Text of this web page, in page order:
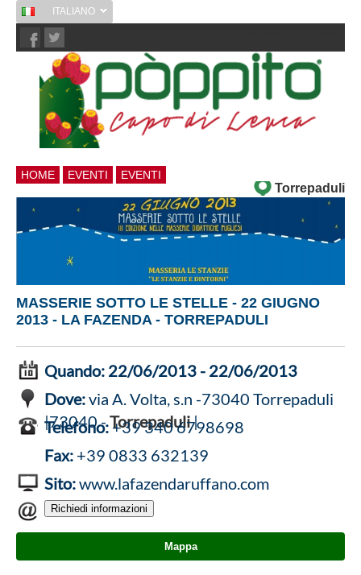
ITALIANO
HOME EVENTI EVENTI
Torrepaduli
MASSERIE SOTTO LE STELLE - 22 GIUGNO
2013 - LA FAZENDA - TORREPADULI
Quando: 22/06/2013 - 22/06/2013
Dove:via A. Volta, s.n -73040 Torrepaduli
|73040 -Torrepaduli|
Telefono: +39 340 6798698
Fax: +39 0833 632139
Sito:www.lafazendaruffano.com
Mappa